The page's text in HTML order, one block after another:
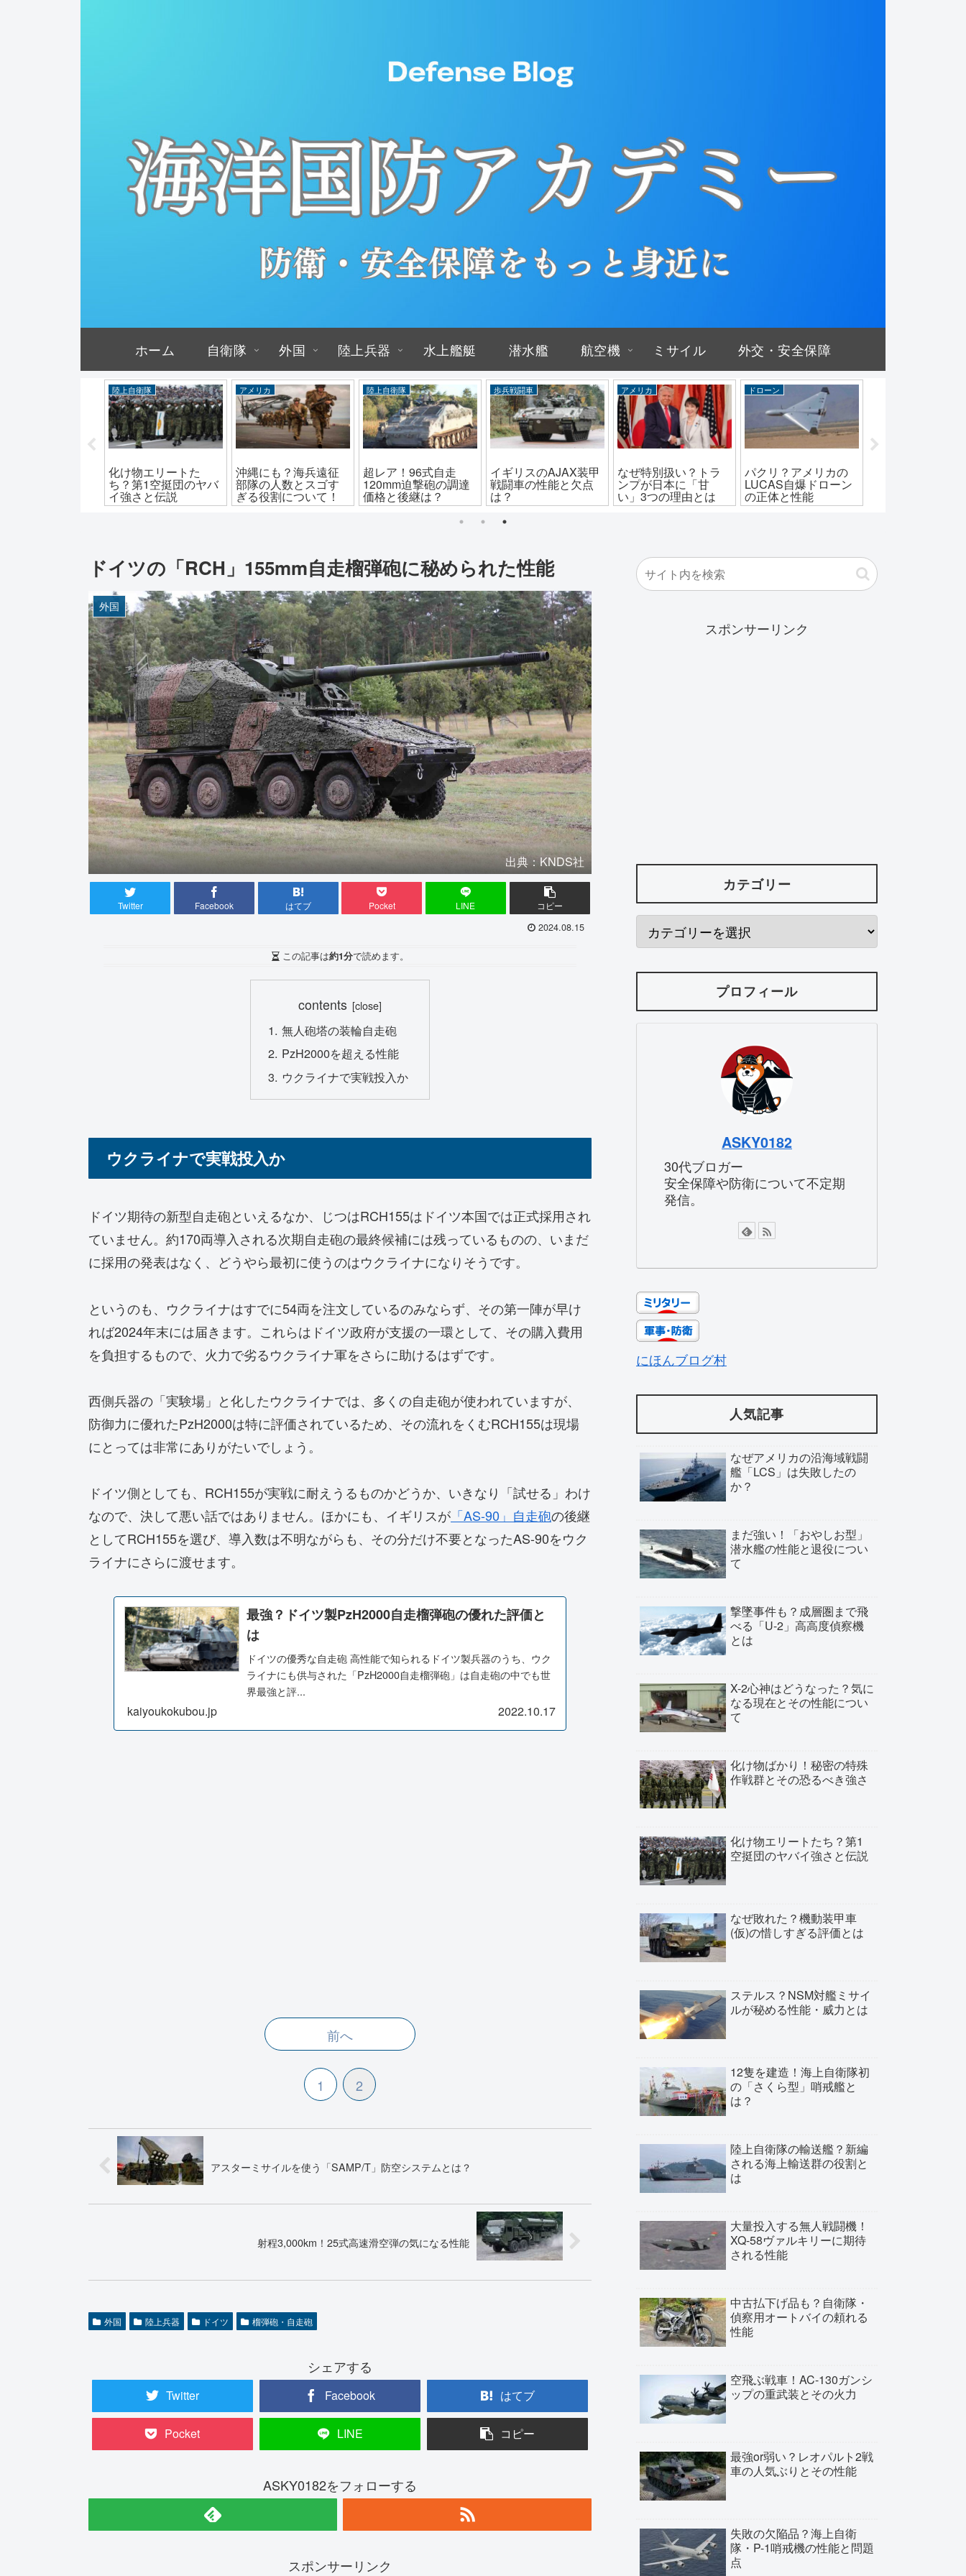
ホーム 自衛隊 外国 陸上兵器 水上艦艇 潜水艦 航空機 ミサイル 外交・安全保障
ロシア
迎撃できない？アバ
ンガルド極超音速滑
空体の速度と威力
陸上自衛隊
化け物ばかり！秘密
の特殊作戦群とその
恐るべき強さ
アメリカ
アメリカの新型兵
器！コルセア無人水
上艇の性能と活躍
爆撃機
なぜ死の白鳥？B-1爆
撃機「ランサー」の
性能と値段
陸上自衛隊
パトリアとの違い
は？24式装輪装甲戦
闘車の値段と配備数
アメリカ
自衛隊は導入せず？
F-15EXの驚くべき性
能と価格
ドイツの「RCH」155mm自走榴弾砲に秘められた性能
外国
出典：KNDS社
Twitter Facebook はてブ Pocket LINE コピー
2024.08.15
この記事は約1分で読めます。
contents
無人砲塔の装輪自走砲
PzH2000を超える性能
ウクライナで実戦投入か
ウクライナで実戦投入か
ドイツ期待の新型自走砲といえるなか、じつはRCH155はドイツ本国では正式採用され
ていません。約170両導入される次期自走砲の最終候補には残っているものの、いまだ
に採用の発表はなく、どうやら最初に使うのはウクライナになりそうです。
というのも、ウクライナはすでに54両を注文しているのみならず、その第一陣が早け
れば2024年末には届きます。これらはドイツ政府が支援の一環として、その購入費用
を負担するもので、火力で劣るウクライナ軍をさらに助けるはずです。
西側兵器の「実験場」と化したウクライナでは、多くの自走砲が使われていますが、
防御力に優れたPzH2000は特に評価されているため、その流れをくむRCH155は現場
にとっては非常にありがたいでしょう。
ドイツ側としても、RCH155が実戦に耐えうるものかどうか、いきなり「試せる」わけ
なので、決して悪い話ではありません。ほかにも、イギリスが 「AS-90」自走砲の後継
としてRCH155を選び、導入数は不明ながらも、その分だけ不要となったAS-90をウク
ライナにさらに渡せます。
最強？ドイツ製PzH2000自走榴弾砲の優れた評価と
は
ドイツの優秀な自走砲 高性能で知られるドイツ製兵器のうち、ウク
ライナにも供与された「PzH2000自走榴弾砲」は自走砲の中でも世
界最強と評...
kaiyoukokubou.jp 2022.10.17
前へ
1 2
アスターミサイルを使う「SAMP/T」防空システムとは？
射程3,000km！25式高速滑空弾の気になる性能
外国 陸上兵器 ドイツ 榴弾砲・自走砲
シェアする
Twitter Facebook はてブ
Pocket LINE コピー
ASKY0182をフォローする
スポンサーリンク
スポンサーリンク
カテゴリー
プロフィール
ASKY0182
30代ブロガー
安全保障や防衛について不定期
発信。
にほんブログ村
人気記事
なぜアメリカの沿海域戦闘
艦「LCS」は失敗したの
か？
まだ強い！「おやしお型」
潜水艦の性能と退役につい
て
撃墜事件も？成層圏まで飛
べる「U-2」高高度偵察機
とは
X-2心神はどうなった？気に
なる現在とその性能につい
て
化け物ばかり！秘密の特殊
作戦群とその恐るべき強さ
化け物エリートたち？第1
空挺団のヤバイ強さと伝説
なぜ敗れた？機動装甲車
(仮)の惜しすぎる評価とは
ステルス？NSM対艦ミサイ
ルが秘める性能・威力とは
12隻を建造！海上自衛隊初
の「さくら型」哨戒艦と
は？
陸上自衛隊の輸送艦？新編
される海上輸送群の役割と
は
大量投入する無人戦闘機！
XQ-58ヴァルキリーに期待
される性能
中古払下げ品も？自衛隊・
偵察用オートバイの頼れる
性能
空飛ぶ戦車！AC-130ガンシ
ップの重武装とその火力
最強or弱い？レオパルト2戦
車の人気ぶりとその性能
失敗の欠陥品？海上自衛
隊・P-1哨戒機の性能と問題
点